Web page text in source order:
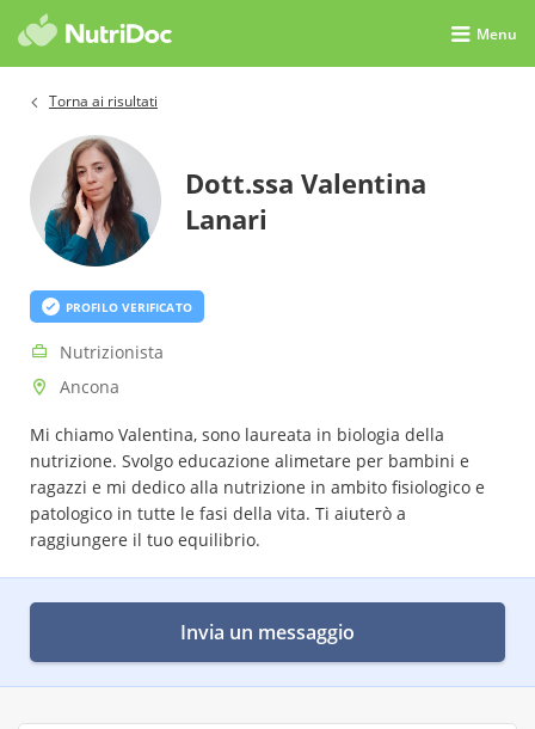
Menu
Torna ai risultati
Dott.ssa Valentina
Lanari
PROFILO VERIFICATO
Nutrizionista
Ancona
Mi chiamo Valentina, sono laureata in biologia della
nutrizione. Svolgo educazione alimetare per bambini e
ragazzi e mi dedico alla nutrizione in ambito fisiologico e
patologico in tutte le fasi della vita. Ti aiuterò a
raggiungere il tuo equilibrio.
Invia un messaggio